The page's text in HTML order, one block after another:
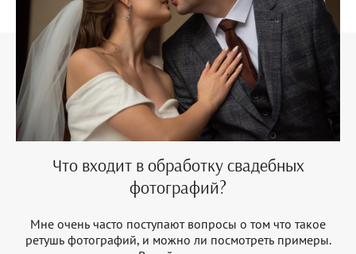
Что входит в обработку свадебных
фотографий?
Мне очень часто поступают вопросы о том что такое
ретушь фотографий, и можно ли посмотреть примеры.